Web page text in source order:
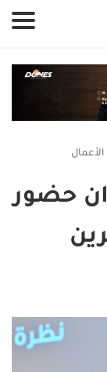
حضور
ملفات تعريف الارتباط